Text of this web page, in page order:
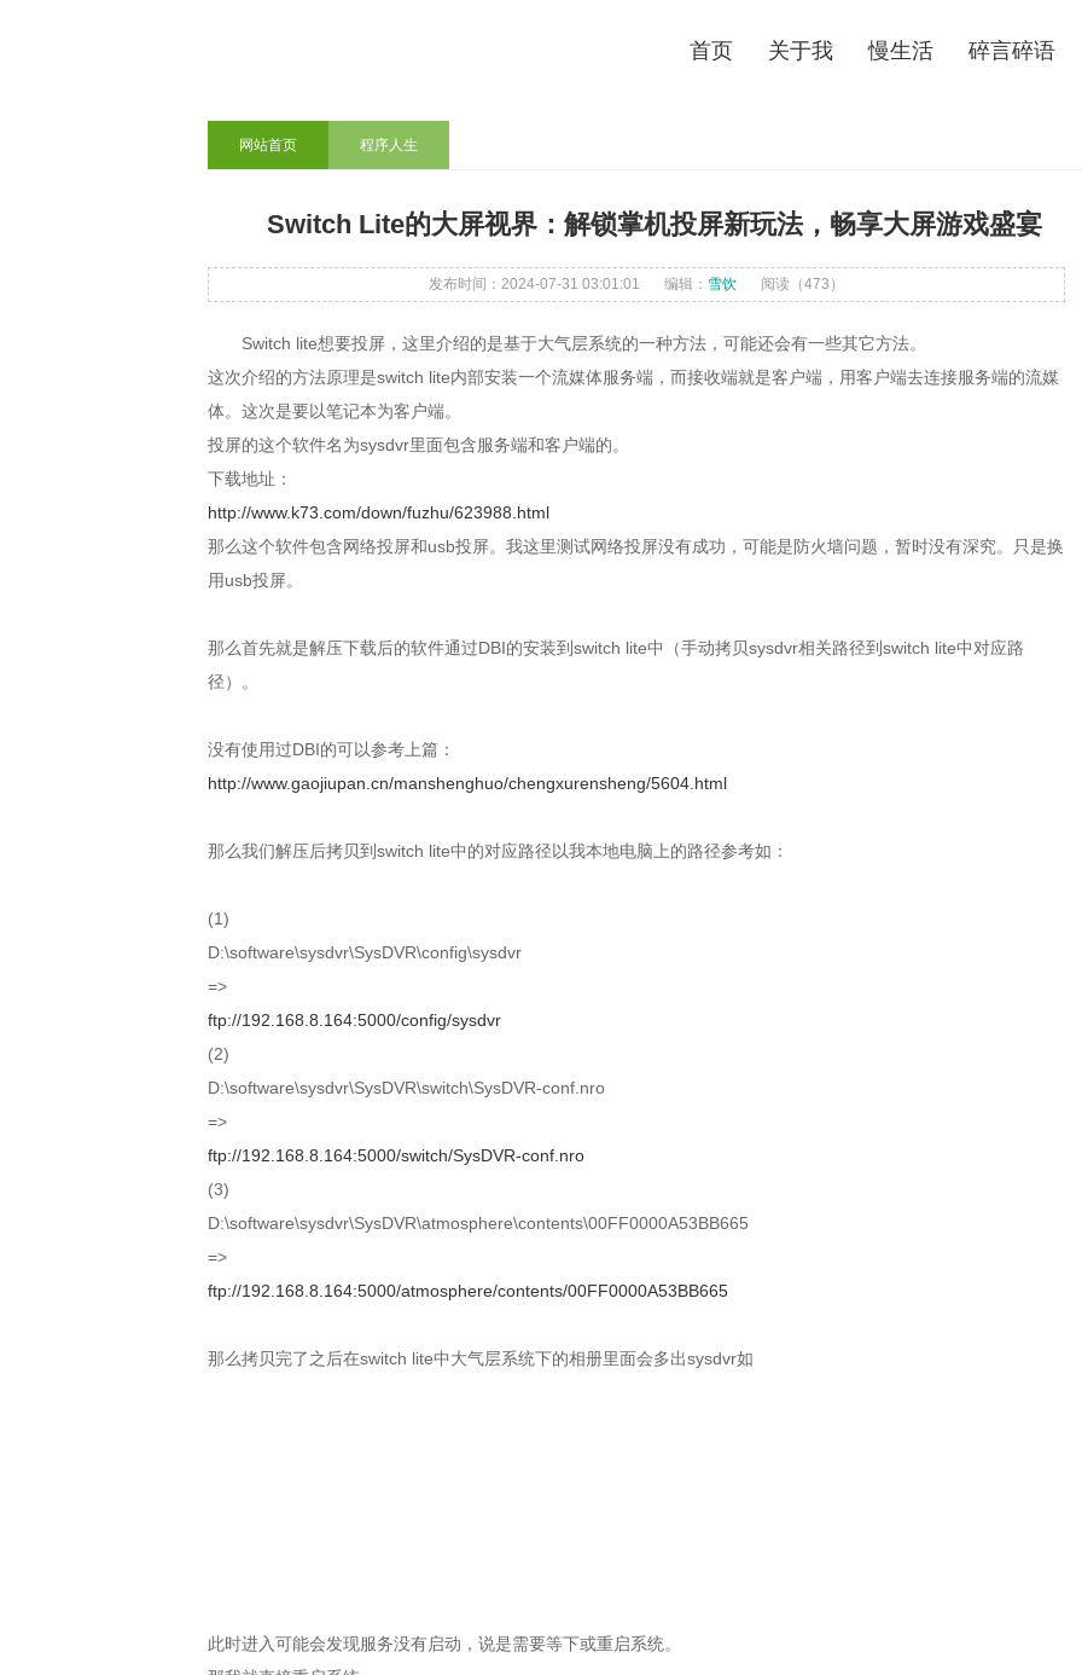
首页 关于我 慢生活 碎言碎语
网站首页 程序人生
Switch Lite的大屏视界：解锁掌机投屏新玩法，畅享大屏游戏盛宴
发布时间：2024-07-31 03:01:01 编辑： 雪饮 阅读（473）
Switch lite想要投屏，这里介绍的是基于大气层系统的一种方法，可能还会有一些其它方法。
这次介绍的方法原理是switch lite内部安装一个流媒体服务端，而接收端就是客户端，用客户端去连接服务端的流媒
体。这次是要以笔记本为客户端。
投屏的这个软件名为sysdvr里面包含服务端和客户端的。
下载地址：
http://www.k73.com/down/fuzhu/623988.html
那么这个软件包含网络投屏和usb投屏。我这里测试网络投屏没有成功，可能是防火墙问题，暂时没有深究。只是换
用usb投屏。
那么首先就是解压下载后的软件通过DBI的安装到switch lite中（手动拷贝sysdvr相关路径到switch lite中对应路
径）。
没有使用过DBI的可以参考上篇：
http://www.gaojiupan.cn/manshenghuo/chengxurensheng/5604.html
那么我们解压后拷贝到switch lite中的对应路径以我本地电脑上的路径参考如：
(1)
D:\software\sysdvr\SysDVR\config\sysdvr
=>
ftp://192.168.8.164:5000/config/sysdvr
(2)
D:\software\sysdvr\SysDVR\switch\SysDVR-conf.nro
=>
ftp://192.168.8.164:5000/switch/SysDVR-conf.nro
(3)
D:\software\sysdvr\SysDVR\atmosphere\contents\00FF0000A53BB665
=>
ftp://192.168.8.164:5000/atmosphere/contents/00FF0000A53BB665
那么拷贝完了之后在switch lite中大气层系统下的相册里面会多出sysdvr如
此时进入可能会发现服务没有启动，说是需要等下或重启系统。